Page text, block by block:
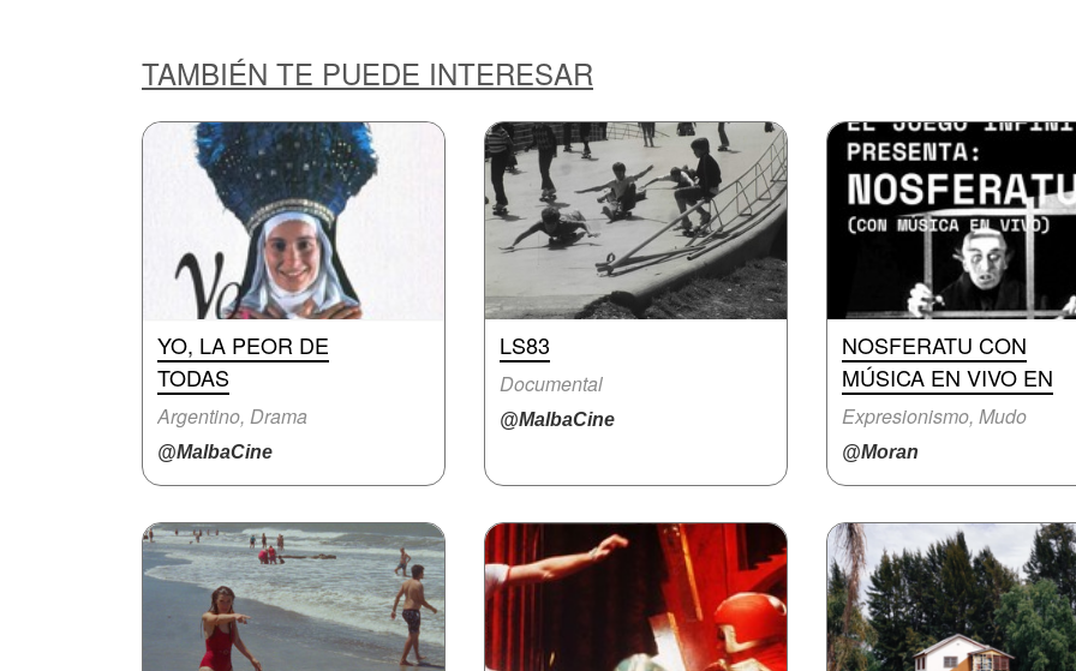
TAMBIÉN TE PUEDE INTERESAR
YO, LA PEOR DE
TODAS
Argentino, Drama
@MalbaCine
LS83
Documental
@MalbaCine
NOSFERATU CON
MÚSICA EN VIVO EN
Expresionismo, Mudo
@Moran